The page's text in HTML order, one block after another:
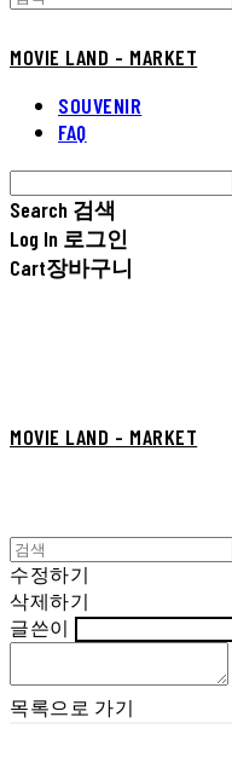
MOVIE LAND - MARKET
SOUVENIR
FAQ
Search 검색
Log In 로그인
Cart장바구니
MOVIE LAND - MARKET
수정하기
삭제하기
글쓴이
목록으로 가기